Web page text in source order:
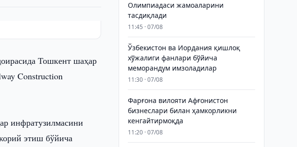
Тошкент шаҳар
Construction
инфратузилмасини
этиш бўйича
Олимпиадаси жамоаларини
тасдиқлади
11:45 · 07/08
Ўзбекистон ва Иордания қишлоқ
хўжалиги фанлари бўйича
меморандум имзоладилар
11:30 · 07/08
Фарғона вилояти Афғонистон
бизнеслари билан ҳамкорликни
кенгайтирмоқда
11:20 · 07/08